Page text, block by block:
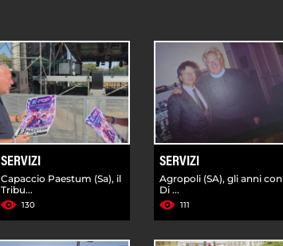
SERVIZI
Capaccio Paestum (Sa), il
Tribu...
130
SERVIZI
Agropoli (SA), gli anni con
Di ...
111